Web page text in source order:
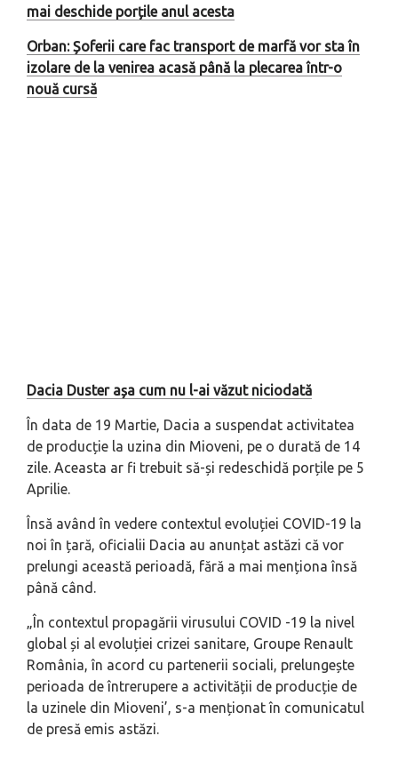
mai deschide porțile anul acesta
Orban: Șoferii care fac transport de marfă vor sta în
izolare de la venirea acasă până la plecarea într-o
nouă cursă
Dacia Duster așa cum nu l-ai văzut niciodată
În data de 19 Martie, Dacia a suspendat activitatea
de producție la uzina din Mioveni, pe o durată de 14
zile. Aceasta ar fi trebuit să-și redeschidă porțile pe 5
Aprilie.
Însă având în vedere contextul evoluției COVID-19 la
noi în țară, oficialii Dacia au anunțat astăzi că vor
prelungi această perioadă, fără a mai menționa însă
până când.
„În contextul propagării virusului COVID -19 la nivel
global și al evoluției crizei sanitare, Groupe Renault
România, în acord cu partenerii sociali, prelungește
perioada de întrerupere a activității de producție de
la uzinele din Mioveni’, s-a menționat în comunicatul
de presă emis astăzi.